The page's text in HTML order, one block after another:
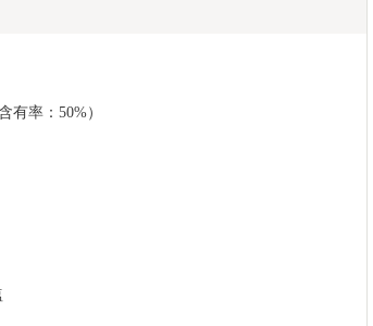
有率：50%）